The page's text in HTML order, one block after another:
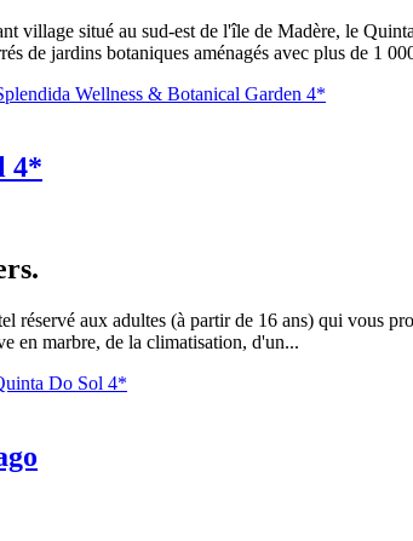
village situé au sud-est de l'île de Madère, le
de jardins botaniques aménagés avec plus de 1
Wellness & Botanical Garden 4*
4*
réservé aux adultes (à partir de 16 ans) qui vous
en marbre, de la climatisation, d'un...
Do Sol 4*